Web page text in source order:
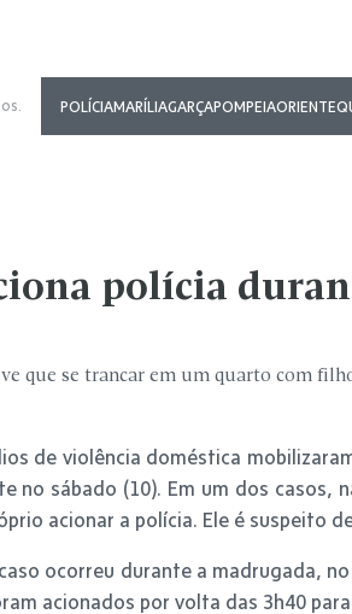
POLÍCIAMARÍLIAGARÇAPOMPEIAORIENTE
polícia
que se trancar em um quarto com
de violência doméstica
no sábado (10). Em um dos casos,
acionar a polícia. Ele é suspeito
ocorreu durante a madrugada,
acionados por volta das 3h40